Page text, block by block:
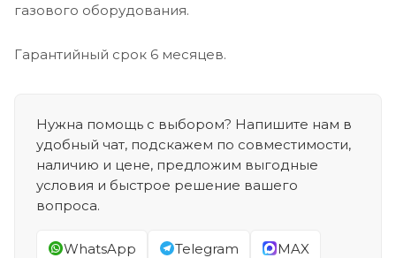
газового оборудования.
Гарантийный срок 6 месяцев.
Нужна помощь с выбором? Напишите нам в
удобный чат, подскажем по совместимости,
наличию и цене, предложим выгодные
условия и быстрое решение вашего
вопроса.
WhatsApp Telegram MAX